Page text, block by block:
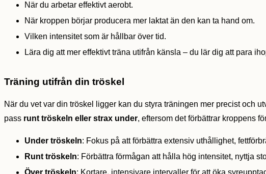
När du arbetar effektivt aerobt.
När kroppen börjar producera mer laktat än den kan ta hand om.
Vilken intensitet som är hållbar över tid.
Lära dig att mer effektivt träna utifrån känsla – du lär dig att para
Träning utifrån din tröskel
När du vet var din tröskel ligger kan du styra träningen mer precist och
pass runt tröskeln eller strax under, eftersom det förbättrar kroppens
Under tröskeln: Fokus på att förbättra extensiv uthållighet,
Runt tröskeln: Förbättra förmågan att hålla hög intensitet, nyttja